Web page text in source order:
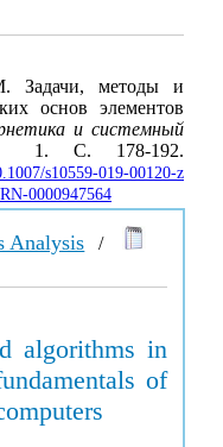
методы и
основ элементов
и системный
С. 178-192.
s10559-019-00120-z
0000947564
Analysis /
algorithms in
of